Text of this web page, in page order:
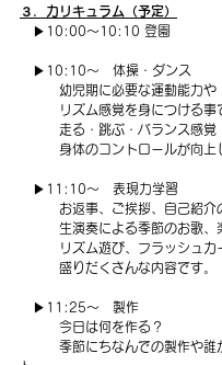
３．カリキュラム（予定）
▶10:00〜10:10 登園
▶10:10〜　体操・ダンス
幼児期に必要な運動能力や
リズム感覚を身につける事
走る・跳ぶ・バランス感覚
身体のコントロールが向上し
▶11:10〜　表現力学習
お返事、ご挨拶、自己紹介
生演奏による季節のお歌、
リズム遊び、フラッシュカ
盛りだくさんな内容です。
▶11:25〜　製作
今日は何を作る？
季節にちなんでの製作や誰